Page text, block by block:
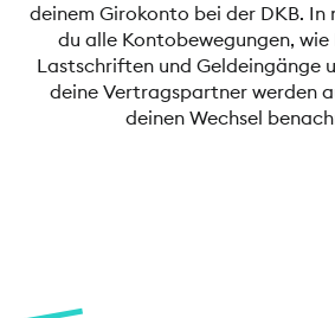
deinem Girokonto bei der DKB. In
du alle Kontobewegungen,
Lastschriften und Geldeingänge
deine Vertragspartner werden
deinen Wechsel